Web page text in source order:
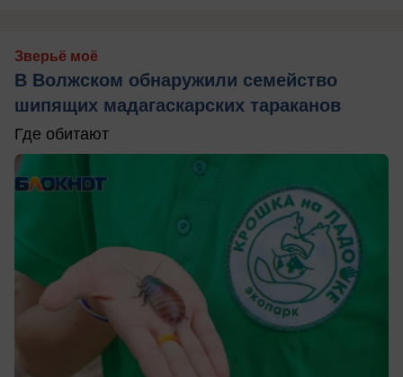
Зверьё моё
В Волжском обнаружили семейство
шипящих мадагаскарских тараканов
Где обитают